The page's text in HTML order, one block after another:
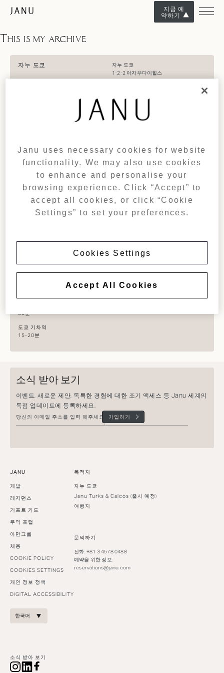
지금 예
약하기
This is my archive
자누 도쿄
자누 도쿄
1-2-2 아자부다이힐스
전화 : +81 3 6731 2333​
이메일 :
길찾기
시간
2026년 8월 7일 금요일
(GMT +09:00)
25 °
교통
30분
도쿄 기차역
15-20분
소식 받아 보기
이벤트, 새로운 제안, 독특한 경험에 대한 조기 액세스 등 Janu 세계의
독점 업데이트에 등록하세요.
가입하기
JANU
개발
레지던스
기프트 카드
무역 포털
아만그룹
채용
COOKIE POLICY
COOKIES SETTINGS
개인 정보 정책
DIGITAL ACCESSIBILITY
목적지
자누 도쿄
Janu Turks & Caicos (출시 예정)
여행지
문의하기
전화: +81 3 4578 0488
예약을 위한 정보:
reservations@janu.com
한국어
소식 받아 보기
Janu uses necessary cookies for website
functionality. We may also use cookies
to enhance and personalise your
browsing experience. Click “Accept” to
accept all cookies, or click “Cookie
Settings” to set your preferences.
Cookies Settings
Accept All Cookies